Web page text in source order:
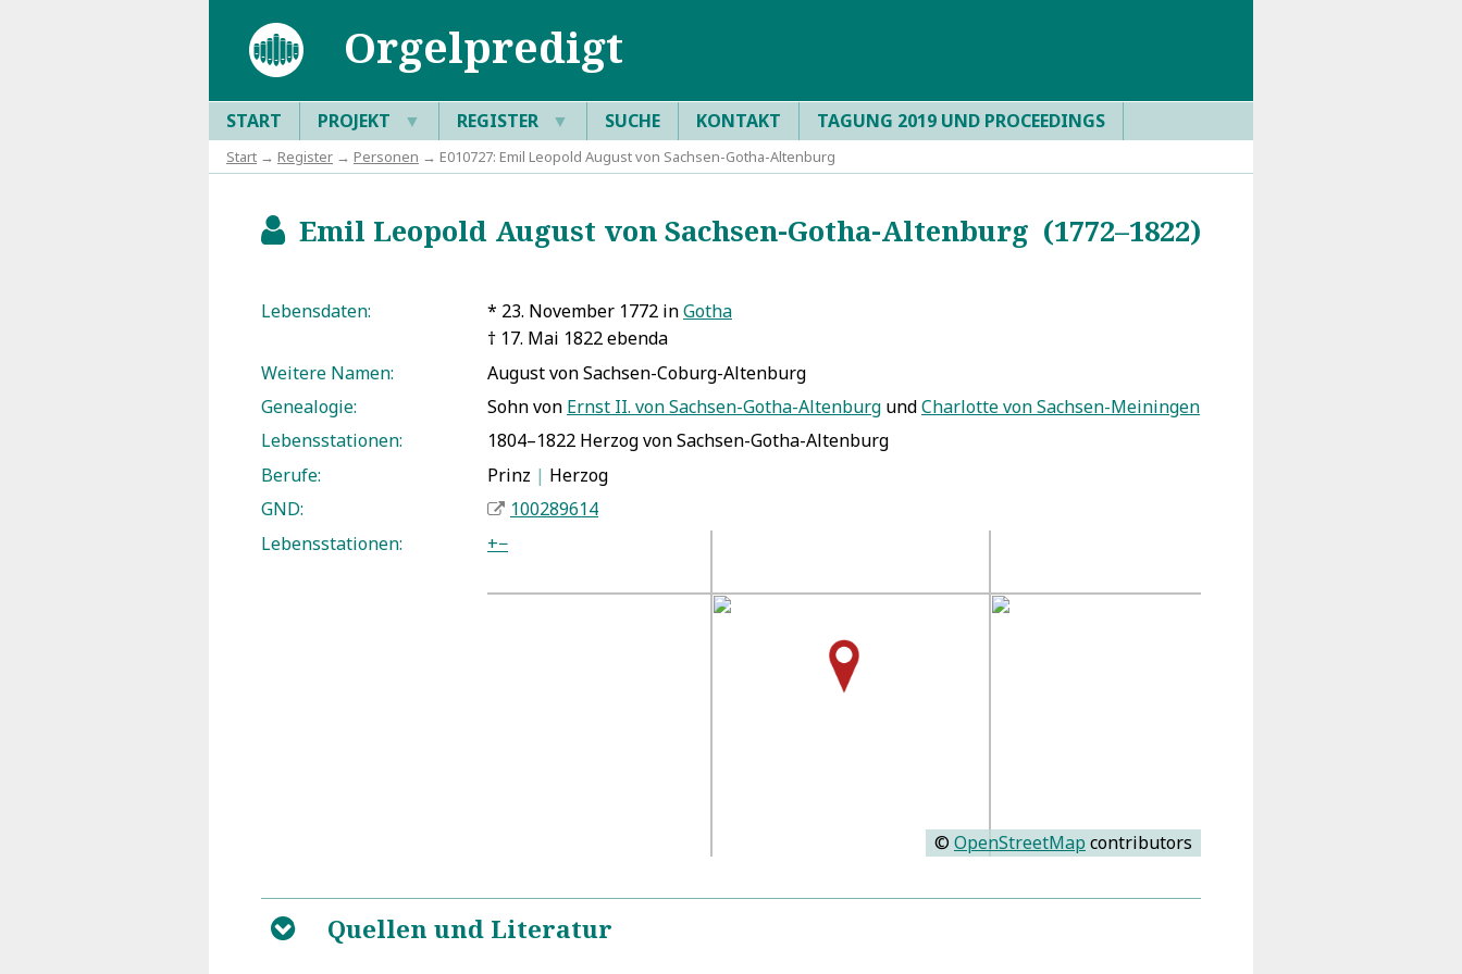
Orgelpredigt
START PROJEKT ▼ REGISTER ▼ SUCHE KONTAKT TAGUNG 2019 UND PROCEEDINGS
Start → Register → Personen → E010727: Emil Leopold August von Sachsen-Gotha-Altenburg
bEmil Leopold August von Sachsen-Gotha-Altenburg (1772–1822)
Lebensdaten: * 23. November 1772 inGotha
† 17. Mai 1822 ebenda
Weitere Namen:
August von Sachsen-Coburg-Altenburg
Genealogie:
Sohn von Ernst II. von Sachsen-Gotha-Altenburg undCharlotte von Sachsen-Meiningen
Lebensstationen:
1804–1822 Herzog von Sachsen-Gotha-Altenburg
Berufe:
Prinz | Herzog
GND:
100289614
Lebensstationen:
+−
© OpenStreetMap contributors
B Quellen und Literatur